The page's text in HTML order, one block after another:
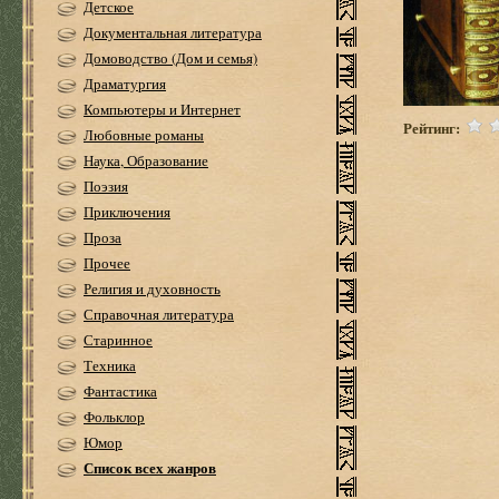
Детское
Документальная литература
Домоводство (Дом и семья)
Драматургия
Компьютеры и Интернет
Любовные романы
Наука, Образование
Поэзия
Приключения
Проза
Прочее
Религия и духовность
Справочная литература
Старинное
Техника
Фантастика
Фольклор
Юмор
Список всех жанров
Рейтинг: